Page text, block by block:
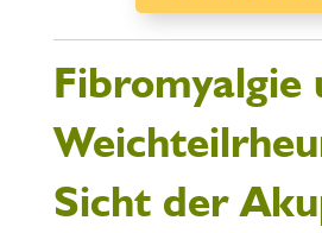
Fibromyalgie
Sicht der